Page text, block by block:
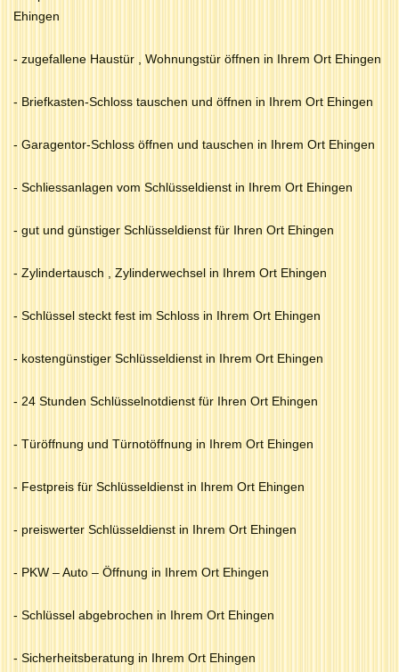
Ehingen
- zugefallene Haustür , Wohnungstür öffnen in Ihrem Ort Ehingen
- Briefkasten-Schloss tauschen und öffnen in Ihrem Ort Ehingen
- Garagentor-Schloss öffnen und tauschen in Ihrem Ort Ehingen
- Schliessanlagen vom Schlüsseldienst in Ihrem Ort Ehingen
- gut und günstiger Schlüsseldienst für Ihren Ort Ehingen
- Zylindertausch , Zylinderwechsel in Ihrem Ort Ehingen
- Schlüssel steckt fest im Schloss in Ihrem Ort Ehingen
- kostengünstiger Schlüsseldienst in Ihrem Ort Ehingen
- 24 Stunden Schlüsselnotdienst für Ihren Ort Ehingen
- Türöffnung und Türnotöffnung in Ihrem Ort Ehingen
- Festpreis für Schlüsseldienst in Ihrem Ort Ehingen
- preiswerter Schlüsseldienst in Ihrem Ort Ehingen
- PKW – Auto – Öffnung in Ihrem Ort Ehingen
- Schlüssel abgebrochen in Ihrem Ort Ehingen
- Sicherheitsberatung in Ihrem Ort Ehingen